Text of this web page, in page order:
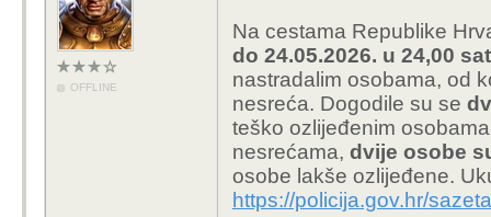
OFFLINE
Na cestama Republike
do 24.05.2026. u 24,00
nastradalim osobama, od
nesreća. Dogodile su se
teško ozlijeđenim
nesrećama, dvije osobe
osobe lakše ozlijeđene.
https://policija.gov.hr/